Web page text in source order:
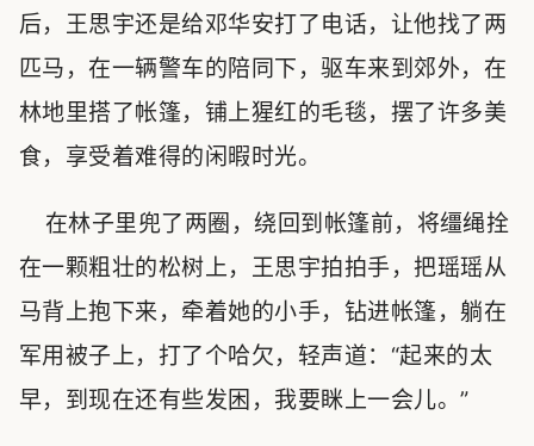
后，王思宇还是给邓华安打了电话，让他找了两
匹马，在一辆警车的陪同下，驱车来到郊外，在
林地里搭了帐篷，铺上猩红的毛毯，摆了许多美
食，享受着难得的闲暇时光。
在林子里兜了两圈，绕回到帐篷前，将缰绳拴
在一颗粗壮的松树上，王思宇拍拍手，把瑶瑶从
马背上抱下来，牵着她的小手，钻进帐篷，躺在
军用被子上，打了个哈欠，轻声道：“起来的太
早，到现在还有些发困，我要眯上一会儿。”